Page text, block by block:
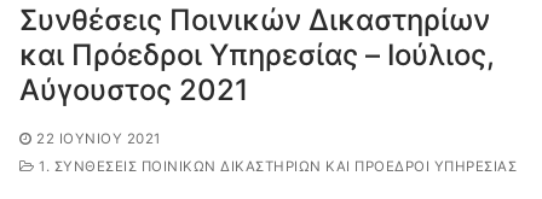
Συνθέσεις Ποινικών Δικαστηρίων
και Πρόεδροι Υπηρεσίας – Ιούλιος,
Αύγουστος 2021
22 ΙΟΥΝΊΟΥ 2021
1. ΣΥΝΘΈΣΕΙΣ ΠΟΙΝΙΚΏΝ ΔΙΚΑΣΤΗΡΊΩΝ ΚΑΙ ΠΡΌΕΔΡΟΙ ΥΠΗΡΕΣΊΑΣ